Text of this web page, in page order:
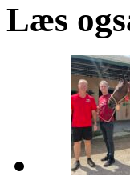
Læs